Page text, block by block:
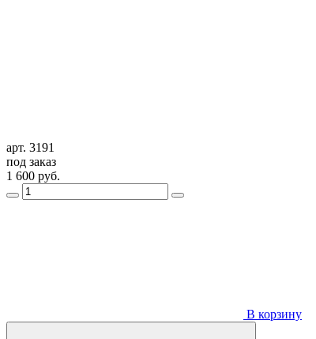
арт. 3191
под заказ
1 600 руб.
В корзину